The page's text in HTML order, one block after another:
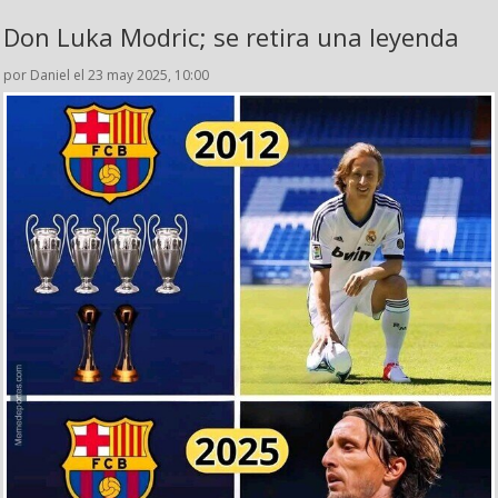
Don Luka Modric; se retira una leyenda
por Daniel el 23 may 2025, 10:00